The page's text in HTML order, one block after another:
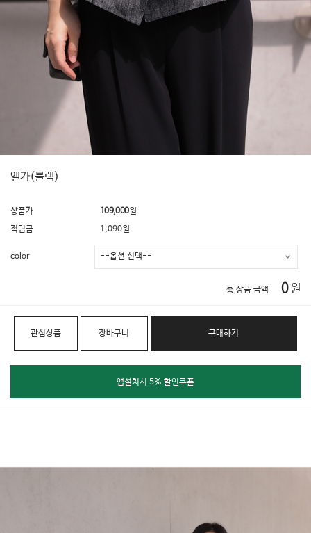
엘가(블랙)
상품가 109,000원
적립금
1,090원
color
총 상품 금액 0원
관심상품 장바구니 구매하기